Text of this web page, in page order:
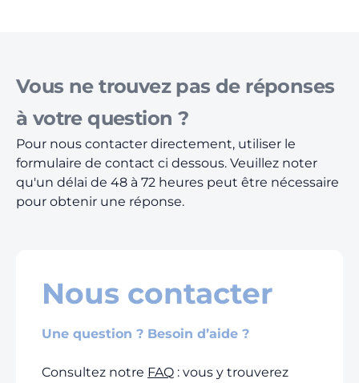
Vous ne trouvez pas de réponses
à votre question ?
Pour nous contacter directement, utiliser le
formulaire de contact ci dessous. Veuillez noter
qu'un délai de 48 à 72 heures peut être nécessaire
pour obtenir une réponse.
Nous contacter
Une question ? Besoin d’aide ?
Consultez notre FAQ : vous y trouverez